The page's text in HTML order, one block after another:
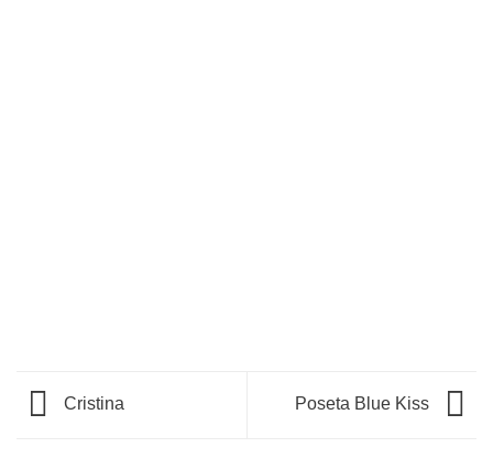
Cristina Poseta Blue Kiss